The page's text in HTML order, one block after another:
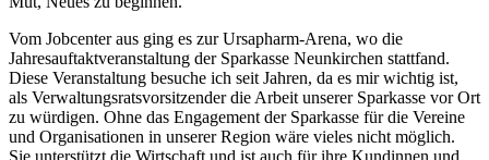
Vom Jobcenter aus ging es zur Ursapharm-Arena, wo die
Jahresauftaktveranstaltung der Sparkasse Neunkirchen stattfand.
Diese Veranstaltung besuche ich seit Jahren, da es mir wichtig ist,
als Verwaltungsratsvorsitzender die Arbeit unserer Sparkasse vor Ort
zu würdigen. Ohne das Engagement der Sparkasse für die Vereine
und Organisationen in unserer Region wäre vieles nicht möglich.